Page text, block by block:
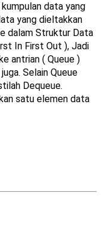
data yang
yang dieltakkan
dalam Struktur Data
In First Out ), Jadi
antrian ( Queue )
Selain Queue
Dequeue.
satu elemen data